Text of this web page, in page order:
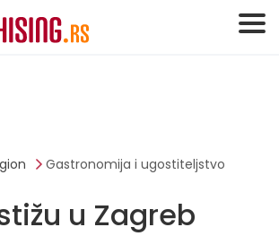
Gastronomija i ugostiteljstvo
u Zagreb